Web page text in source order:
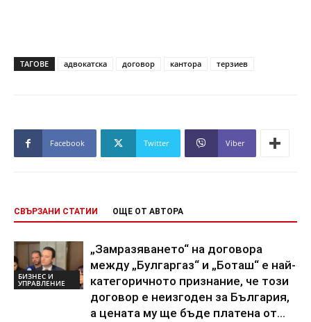
ТАГОВЕ адвокатска договор кантора терзиев
Facebook Twitter Viber
СВЪРЗАНИ СТАТИИ ОЩЕ ОТ АВТОРА
БИЗНЕС И
УПРАВЛЕНИЕ
„Замразяването“ на договора
между „Булгаргаз“ и „Боташ“ е най-
категоричното признание, че този
договор е неизгоден за България,
а цената му ще бъде платена от...